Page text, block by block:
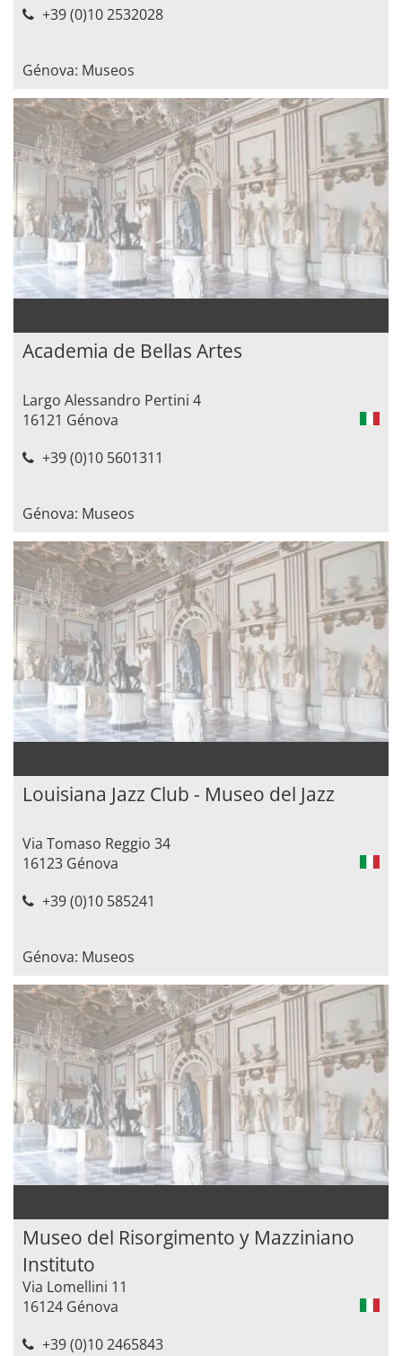
+39 (0)10 2532028
Génova: Museos
Academia de Bellas Artes
Largo Alessandro Pertini 4
16121 Génova
+39 (0)10 5601311
Génova: Museos
Louisiana Jazz Club - Museo del Jazz
Via Tomaso Reggio 34
16123 Génova
+39 (0)10 585241
Génova: Museos
Museo del Risorgimento y Mazziniano
Instituto
Via Lomellini 11
16124 Génova
+39 (0)10 2465843